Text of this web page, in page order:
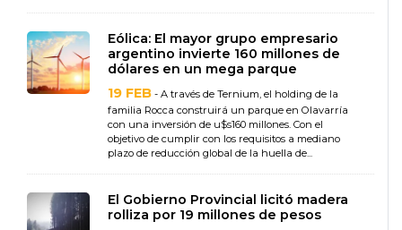
Eólica: El mayor grupo empresario
argentino invierte 160 millones de
dólares en un mega parque
19 FEB - A través de Ternium, el holding de la
familia Rocca construirá un parque en Olavarría
con una inversión de u$s160 millones. Con el
objetivo de cumplir con los requisitos a mediano
plazo de reducción global de la huella de...
El Gobierno Provincial licitó madera
rolliza por 19 millones de pesos